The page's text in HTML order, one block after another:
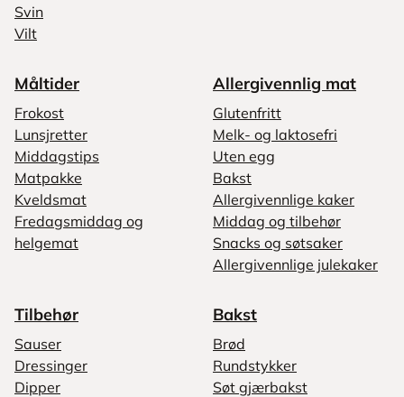
Svin
Vilt
Måltider
Frokost
Lunsjretter
Middagstips
Matpakke
Kveldsmat
Fredagsmiddag og
helgemat
Allergivennlig mat
Glutenfritt
Melk- og laktosefri
Uten egg
Bakst
Allergivennlige kaker
Middag og tilbehør
Snacks og søtsaker
Allergivennlige julekaker
Tilbehør
Sauser
Dressinger
Dipper
Bakst
Brød
Rundstykker
Søt gjærbakst